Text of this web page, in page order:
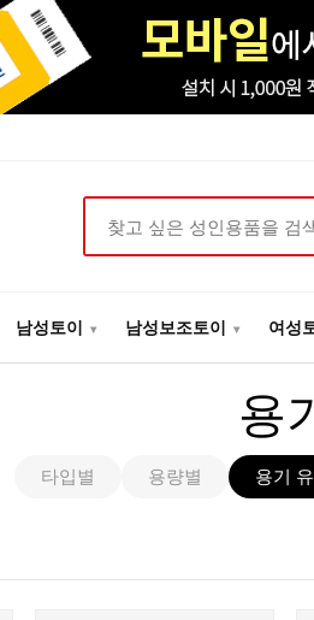
남성토이 남성보조토이 여성
용
타입별 용량별 용기